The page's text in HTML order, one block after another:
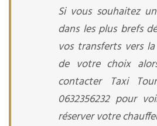
Si vous souhaitez
dans les plus brefs
vos transferts vers
de votre choix
contacter Taxi
0632356232 pour
réserver votre